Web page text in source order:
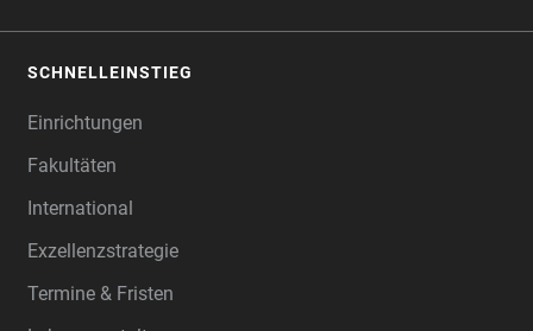
SCHNELLEINSTIEG
Einrichtungen
Fakultäten
International
Exzellenzstrategie
Termine & Fristen